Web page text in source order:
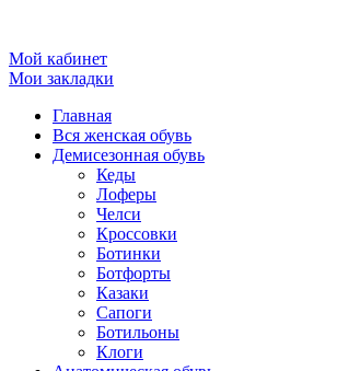
Мой кабинет
Мои закладки
Главная
Вся женская обувь
Демисезонная обувь
Кеды
Лоферы
Челси
Кроссовки
Ботинки
Ботфорты
Казаки
Сапоги
Ботильоны
Клоги